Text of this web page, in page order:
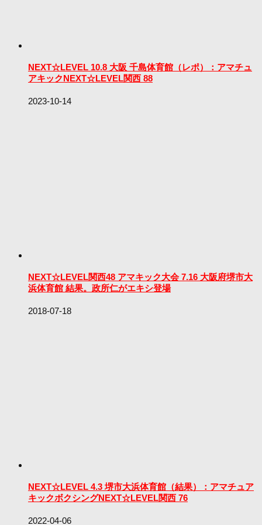
NEXT☆LEVEL 10.8 大阪 千島体育館（レポ）：アマチュ
アキックNEXT☆LEVEL関西 88
2023-10-14
NEXT☆LEVEL関西48 アマキック大会 7.16 大阪府堺市大
浜体育館 結果。政所仁がエキシ登場
2018-07-18
NEXT☆LEVEL 4.3 堺市大浜体育館（結果）：アマチュア
キックボクシングNEXT☆LEVEL関西 76
2022-04-06